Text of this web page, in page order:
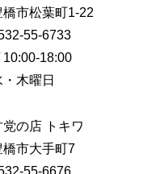
橋市松葉町1-22
55-6733
10:00-18:00
木曜日
の店 トキワ
橋市大手町7
55-6676